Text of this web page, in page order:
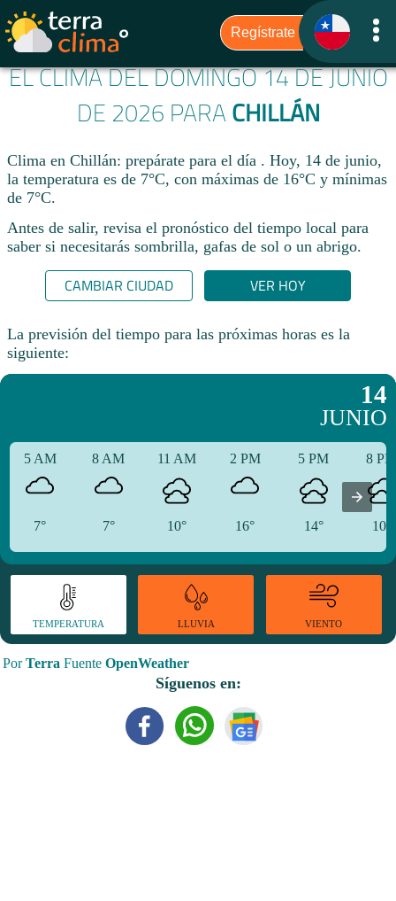
EL CLIMA DEL DOMINGO 14 DE JUNIO
DE 2026 PARA CHILLÁN
Clima en Chillán: prepárate para el día . Hoy, 14 de junio,
la temperatura es de 7°C, con máximas de 16°C y mínimas
de 7°C.
Antes de salir, revisa el pronóstico del tiempo local para
saber si necesitarás sombrilla, gafas de sol o un abrigo.
CAMBIAR CIUDAD VER HOY
La previsión del tiempo para las próximas horas es la
siguiente:
14
JUNIO
5 AM
7°
8 AM
7°
11 AM
10°
2 PM
16°
5 PM
14°
8
10°
TEMPERATURA LLUVIA VIENTO
PorTerra Fuente OpenWeather
Síguenos en: